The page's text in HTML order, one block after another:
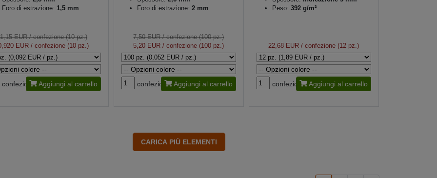
Foro di estrazione: 1,5 mm
1,15 EUR/ confezione (10 pz.)
EUR / confezione (10 pz.)
confezione Aggiungi al carrello
Foro di estrazione: 2 mm
7,50 EUR/ confezione (100 pz.)
5,20 EUR / confezione (100 pz.)
confezione Aggiungi al carrello
Peso: 392 g/m²
22,68 EUR / confezione (12 pz.)
confezione Aggiungi al carrello